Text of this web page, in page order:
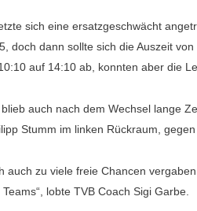
sich eine ersatzgeschwächt
doch dann sollte sich die Auszeit
auf 14:10 ab, konnten aber die
auch nach dem Wechsel lange
Stumm im linken Rückraum,
auch zu viele freie Chancen
lobte TVB Coach Sigi Garbe.